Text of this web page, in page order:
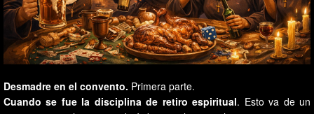
Desmadre en el convento. Primera parte.
Cuando se fue la disciplina de retiro espiritual. Esto va de un